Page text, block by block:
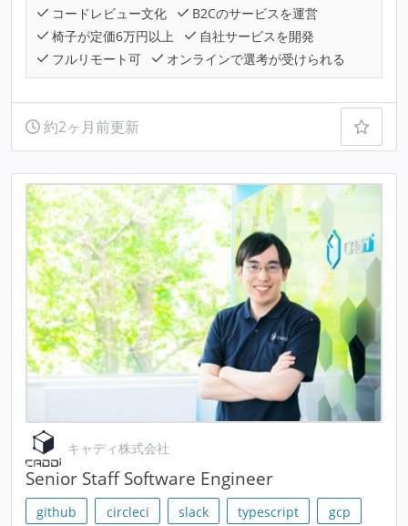
コードレビュー文化
B2Cのサービスを運営
椅子が定価6万円以上
自社サービスを開発
フルリモート可
オンラインで選考が受けられる
約2ヶ月前更新
キャディ株式会社
Senior Staff Software Engineer
github circleci slack typescript
gcp